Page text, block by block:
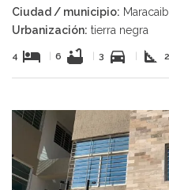
Ciudad / municipio:
Urbanización: tierra negra
4 hotel 6 bathtub 3 directions_car square_foot